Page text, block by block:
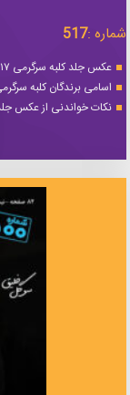
شماره :517
عکس جلد کلبه سرگرمی ۵۱۷
اسامی برندگان کلبه سرگرمی
نکات خواندنی از عکس جلد